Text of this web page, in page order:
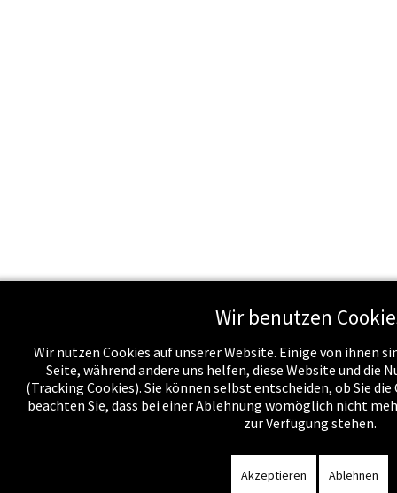
Wir benutzen
Wir nutzen Cookies auf unserer Website. Einige von ihnen
Seite, während andere uns helfen, diese Website und die
(Tracking Cookies). Sie können selbst entscheiden, ob Sie
beachten Sie, dass bei einer Ablehnung womöglich nicht
zur Verfügung stehen.
Akzeptieren Ablehnen